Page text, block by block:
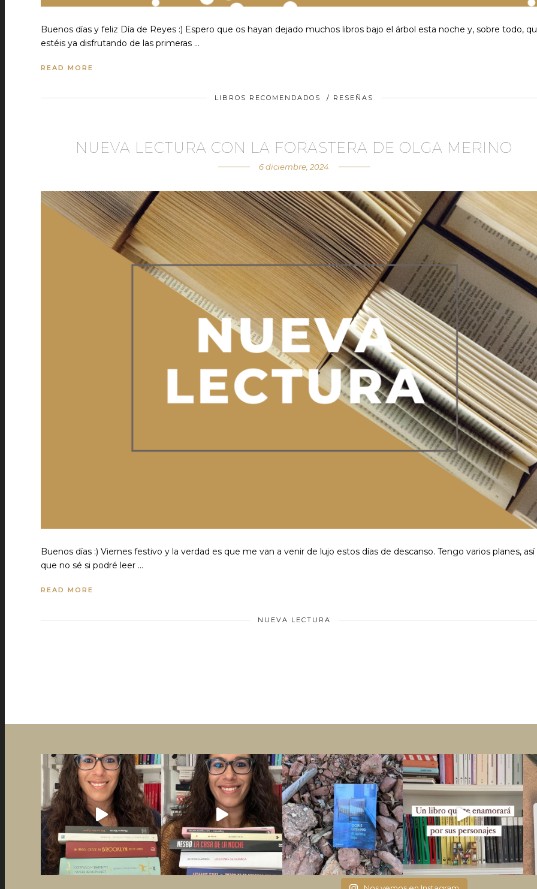
Buenos días y feliz Día de Reyes :) Espero que os hayan dejado muchos libros bajo el árbol esta noche y, sobre todo,
estéis ya disfrutando de las primeras …
READ MORE
LIBROS RECOMENDADOS / RESEÑAS
NUEVA LECTURA CON LA FORASTERA DE OLGA MERINO
6 diciembre, 2024
Buenos días :) Viernes festivo y la verdad es que me van a venir de lujo estos días de descanso. Tengo varios planes, así
que no sé si podré leer …
READ MORE
NUEVA LECTURA